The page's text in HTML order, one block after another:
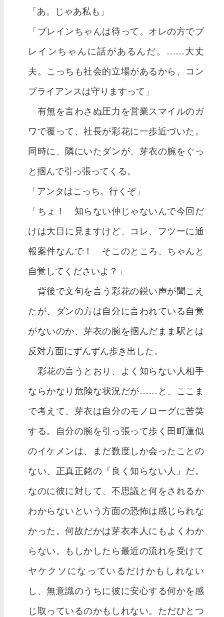
「あ。じゃあ私も」
「ブレインちゃんは待って。オレの方でブ
レインちゃんに話があるんだ。……大丈
夫。こっちも社会的立場があるから、コン
プライアンスは守りますって」
有無を言わさぬ圧力を営業スマイルのガ
ワで覆って、社長が彩花に一歩近づいた。
同時に、隣にいたダンが、芽衣の腕をぐっ
と掴んで引っ張ってくる。
「アンタはこっち。行くぞ」
「ちょ！ 知らない仲じゃないんで今回だ
けは大目に見ますけど、コレ、フツーに通
報案件なんで！ そこのところ、ちゃんと
自覚してくださいよ？」
背後で文句を言う彩花の鋭い声が聞こえ
たが、ダンの方は自分に言われている自覚
がないのか、芽衣の腕を掴んだまま駅とは
反対方面にずんずん歩き出した。
彩花の言うとおり、よく知らない人相手
ならかなり危険な状況だが……と、ここま
で考えて、芽衣は自分のモノローグに苦笑
する。自分の腕を引っ張って歩く田町蓮似
のイケメンは、まだ数度しか会ったことの
ない、正真正銘の『良く知らない人』だ。
なのに彼に対して、不思議と何をされるか
わからないという方面の恐怖は感じられな
かった。何故だかは芽衣本人にもよくわか
らない。もしかしたら最近の流れを受けて
ヤケクソになっているだけかもしれない
し、無意識のうちに彼に安心する何かを感
じ取っているのかもしれない。ただひとつ